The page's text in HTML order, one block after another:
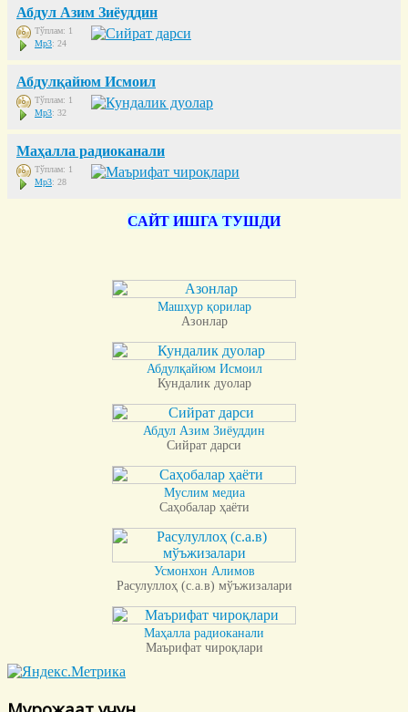
Абдул Азим Зиёуддин
Тўплам: 1
Mp3: 24
Абдулқайюм Исмоил
Тўплам: 1
Mp3: 32
Маҳалла радиоканали
Тўплам: 1
Mp3: 28
САЙТ ИШГА ТУШДИ
Машҳур қорилар
Азонлар
Абдулқайюм Исмоил
Кундалик дуолар
Абдул Азим Зиёуддин
Сийрат дарси
Муслим медиа
Саҳобалар ҳаёти
Усмонхон Алимов
Расулуллоҳ (с.а.в) мўъжизалари
Маҳалла радиоканали
Маърифат чироқлари